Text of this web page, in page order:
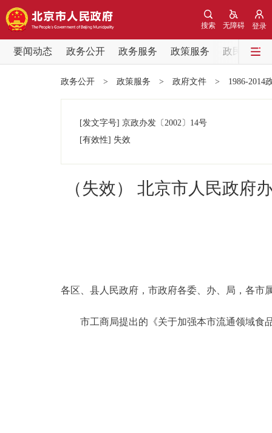
登录
无障碍
搜索
要闻动态 政务公开 政务服务 政策服务
政民互动
党中央精神
政务公开
政务公开 > 政策服务 > 政府文件 > 1986-2014
[发文字号] 京政办发 〔2002〕 14号
[有效性] 失效
（失效） 北京市人民政府
各区、县人民政府，市政府各委、办、局，各市
市工商局提出的《关于加强本市流通领域食